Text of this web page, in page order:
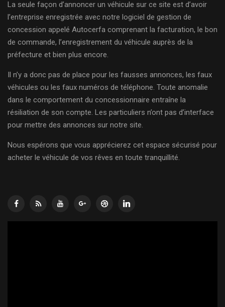
La seule façon d’annoncer un véhicule sur ce site est d’avoir
l’entreprise enregistrée avec notre logiciel de gestion de
concession appelé Autocerfa comprenant la facturation, le bon
de commande, l’enregistrement du véhicule auprès de la
préfecture et bien plus encore.
Il n’y a donc pas de place pour les fausses annonces, les faux
véhicules ou les faux numéros de téléphone. Toute anomalie
dans le comportement du concessionnaire entraîne la
résiliation de son compte. Les particuliers n’ont pas d’interface
pour mettre des annonces sur notre site.
Nous espérons que vous apprécierez cet espace sécurisé pour
acheter le véhicule de vos rêves en toute tranquillité.